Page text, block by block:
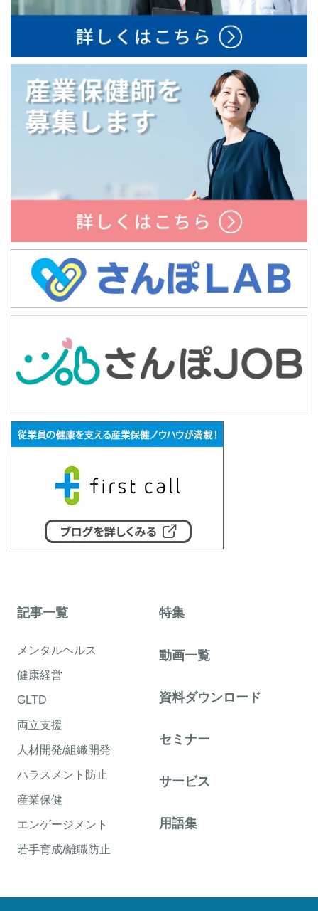
記事一覧
メンタルヘルス
健康経営
GLTD
両立支援
人材開発/組織開発
ハラスメント防止
産業保健
エンゲージメント
若手育成/離職防止
特集
動画一覧
資料ダウンロード
セミナー
サービス
用語集